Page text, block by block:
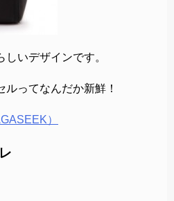
いデザインです。
ってなんだか新鮮！
）